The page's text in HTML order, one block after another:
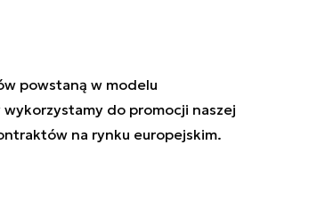
powstaną w modelu
do promocji naszej
na rynku europejskim.